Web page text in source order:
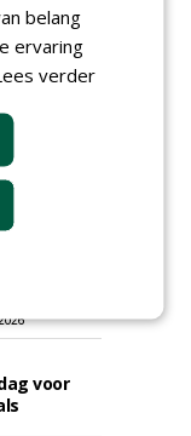
ETT op
voor
belang
ervaring
verder